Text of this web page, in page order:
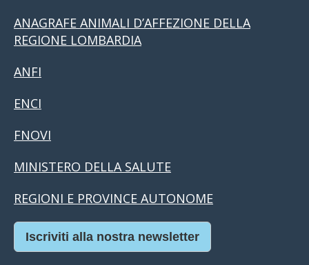
ANAGRAFE ANIMALI D’AFFEZIONE DELLA
REGIONE LOMBARDIA
ANFI
ENCI
FNOVI
MINISTERO DELLA SALUTE
REGIONI E PROVINCE AUTONOME
Iscriviti alla nostra newsletter